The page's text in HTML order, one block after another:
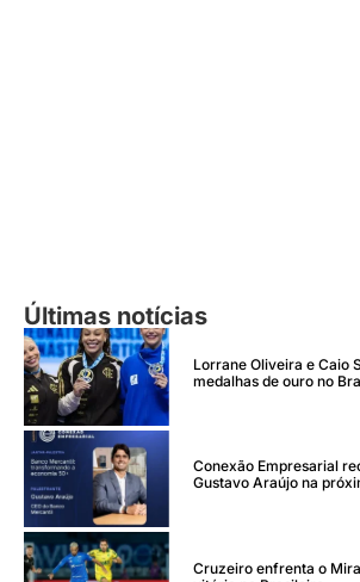
Últimas notícias
Lorrane Oliveira e Caio
medalhas de ouro no
Conexão Empresarial
Gustavo Araújo na
Cruzeiro enfrenta o